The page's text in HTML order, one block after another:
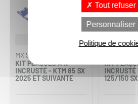
Personnalisable
MX STICKERS
KIT PLAQUES À N°
INCRUSTÉ - KTM 85 SX
2025 ET SUIVANTE
KIT
125/150
Tout refuser
Personnaliser
Politique de